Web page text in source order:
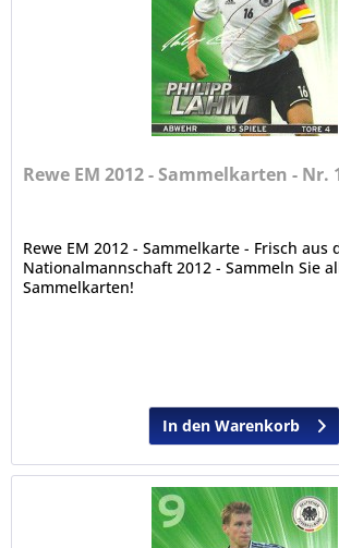
Rewe EM 2012 - Sammelkarten - Nr.
Rewe EM 2012 - Sammelkarte - Frisch aus
Nationalmannschaft 2012 - Sammeln Sie
Sammelkarten!
In den Warenkorb